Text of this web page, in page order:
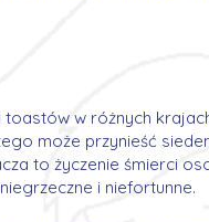
w różnych
może przynieść
to życzenie śmierci
i niefortunne.